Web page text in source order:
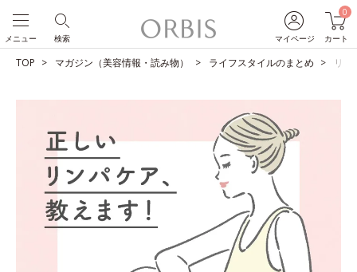
マイページ
0
カート
検索
メニュー
TOP マガジン（美容情報・読み物） ライフスタイルのまとめ リ